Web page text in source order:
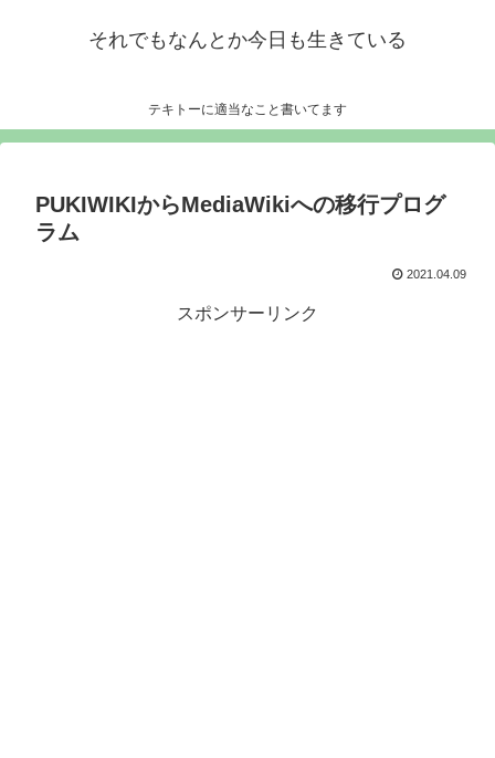
それでもなんとか今日も生きている
テキトーに適当なこと書いてます
PUKIWIKIからMediaWikiへの移行プログ
ラム
2021.04.09
スポンサーリンク